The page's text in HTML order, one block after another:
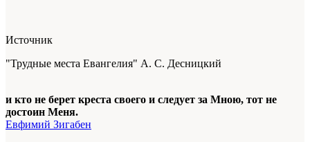
Источник
"Трудные места Евангелия" А. С. Десницкий
и кто не берет креста своего и следует за Мною, тот не
достоин Меня.
Евфимий Зигабен